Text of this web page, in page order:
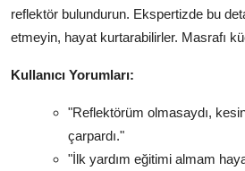
reflektör bulundurun. Ekspertizde bu
etmeyin, hayat kurtarabilirler. Masrafı
Kullanıcı Yorumları:
"Reflektörüm olmasaydı,
çarpardı."
"İlk yardım eğitimi almam